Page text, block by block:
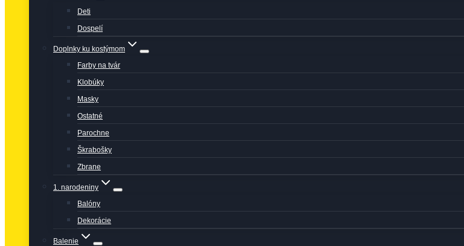
Deti
Dospelí
Doplnky ku kostýmom
Farby na tvár
Klobúky
Masky
Ostatné
Parochne
Škrabošky
Zbrane
1. narodeniny
Balóny
Dekorácie
Balenie